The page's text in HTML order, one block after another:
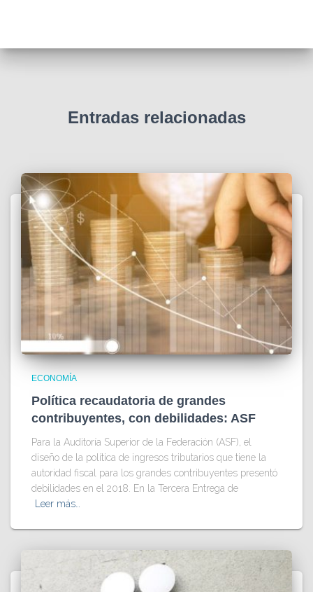
:
Entradas relacionadas
ECONOMÍA
Política recaudatoria de grandes
contribuyentes, con debilidades: ASF
Para la Auditoría Superior de la Federación (ASF), el
diseño de la política de ingresos tributarios que tiene la
autoridad fiscal para los grandes contribuyentes presentó
debilidades en el 2018. En la Tercera Entrega de
Leer más…